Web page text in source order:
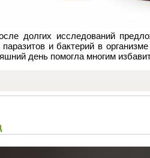
долгих исследований
и бактерий в
день помогла многим